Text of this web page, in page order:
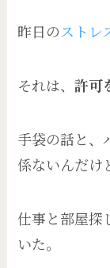
昨日のストレ
それは、許可
手袋の話と、
係ないんだ
仕事と部屋探
いた。